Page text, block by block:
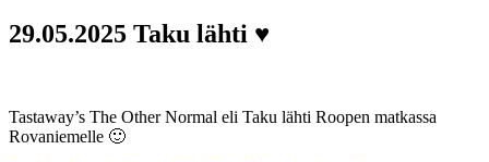
29.05.2025 Taku lähti ♥
Tastaway’s The Other Normal eli Taku lähti Roopen matkassa
Rovaniemelle 🙂